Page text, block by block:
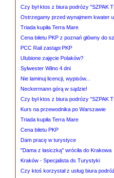
Czy był ktos z biura podrózy "SZPAK
Ostrzegamy przed wynajmem kwater
Triada kupiła Terra Mare
Cena biletu PKP z poznań główny do
PCC Rail zastąpi PKP
Ulubione zajęcie Polaków?
Sylwester Wilno 4 dni
Nie laminuj licencji, wypisów...
Neckermann górą w sądzie!
Czy był ktos z biura podrózy "SZPAK
Kurs na przewodnika po Warszawie
Triada kupiła Terra Mare
Cena biletu PKP
Dam pracę w turystyce
"Dama z łasiczką" wróciła do Krakowa
Kraków - Specjalista ds Turystyki
Czy ktoś korzystał z usług biura